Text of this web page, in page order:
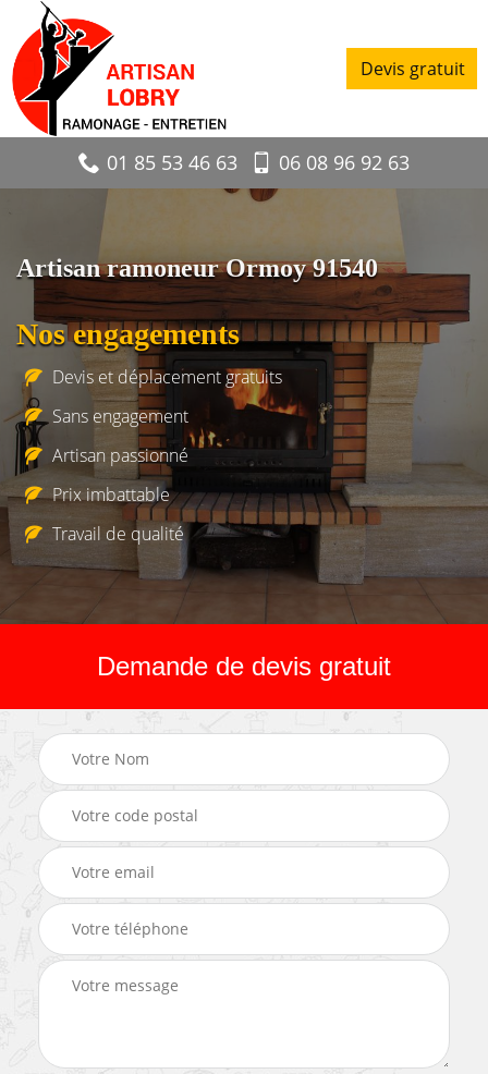
Devis gratuit
01 85 53 46 63 06 08 96 92 63
Artisan ramoneur Ormoy 91540
Nos engagements
Devis et déplacement gratuits
Sans engagement
Artisan passionné
Prix imbattable
Travail de qualité
Demande de devis gratuit